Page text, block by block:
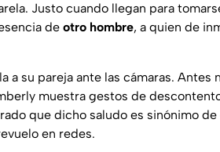
Justo cuando llegan para
de otro hombre, a quien de
a su pareja ante las cámaras. Antes
muestra gestos de
que dicho saludo es sinónimo
en redes.